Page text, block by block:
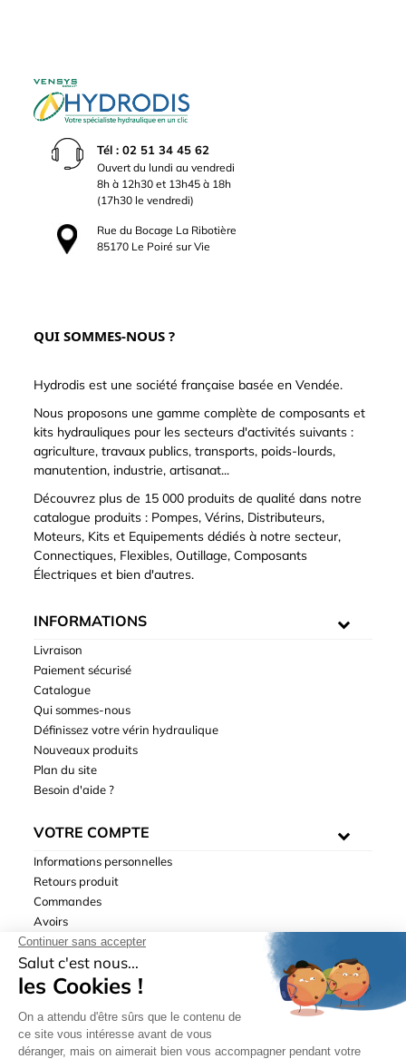
Tél : 02 51 34 45 62
Ouvert du lundi au vendredi
8h à 12h30 et 13h45 à 18h
(17h30 le vendredi)
Rue du Bocage La Ribotière
85170 Le Poiré sur Vie
QUI SOMMES-NOUS ?
Hydrodis est une société française basée en Vendée.
Nous proposons une gamme complète de composants et
kits hydrauliques pour les secteurs d'activités suivants :
agriculture, travaux publics, transports, poids-lourds,
manutention, industrie, artisanat...
Découvrez plus de 15 000 produits de qualité dans notre
catalogue produits : Pompes, Vérins, Distributeurs,
Moteurs, Kits et Equipements dédiés à notre secteur,
Connectiques, Flexibles, Outillage, Composants
Électriques et bien d'autres.
INFORMATIONS
Livraison
Paiement sécurisé
Catalogue
Qui sommes-nous
Définissez votre vérin hydraulique
Nouveaux produits
Plan du site
Besoin d'aide ?
VOTRE COMPTE
Informations personnelles
Retours produit
Commandes
Avoirs
Adresses
Bons de réduction